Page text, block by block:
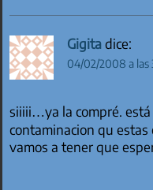
Gigitadice:
04/02/2008 a las
siiiii…ya la compré. está
contaminacion qu estas
vamos a tener que